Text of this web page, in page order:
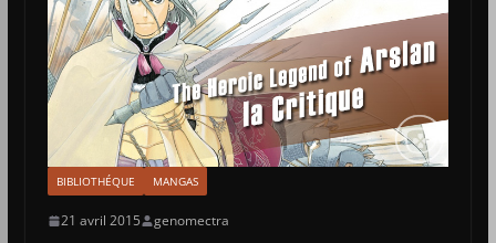
BIBLIOTHÉQUE MANGAS
21 avril 2015 genomectra